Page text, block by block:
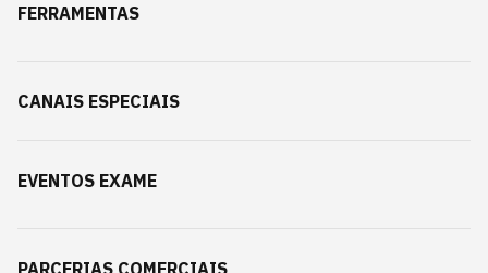
FERRAMENTAS
CANAIS ESPECIAIS
EVENTOS EXAME
PARCERIAS COMERCIAIS